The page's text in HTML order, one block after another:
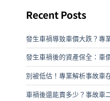
Recent Posts
發生車禍導致車價大跌？專
發生車禍後的資產保全：車
別被低估！專業解析事故車
車禍後還能賣多少？事故車